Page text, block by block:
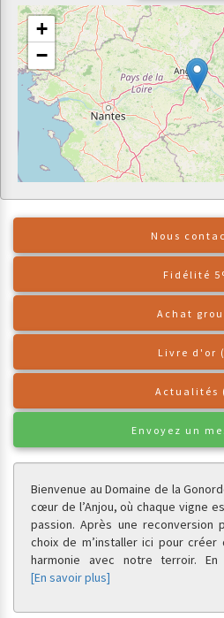
+
−
Nous
Achat
Envoyez un
Bienvenue au Domaine de la
cœur de l’Anjou, où chaque vigne
passion. Après une reconversion
choix de m’installer ici pour créer
harmonie avec notre terroir.
[En savoir plus]